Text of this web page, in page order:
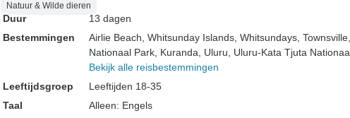
Natuur & Wilde dieren
Duur
13 dagen
Bestemmingen
Airlie Beach , Whitsunday Islands , Whitsundays , Townsville
Nationaal Park , Kuranda , Uluru , Uluru-Kata Tjuta
Bekijk alle reisbestemmingen
Leeftijdsgroep
Leeftijden 18-35
Taal
Alleen: Engels